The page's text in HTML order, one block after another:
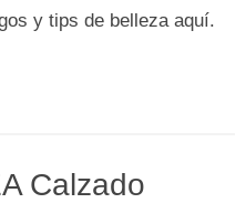
y tips de belleza aquí.
Calzado